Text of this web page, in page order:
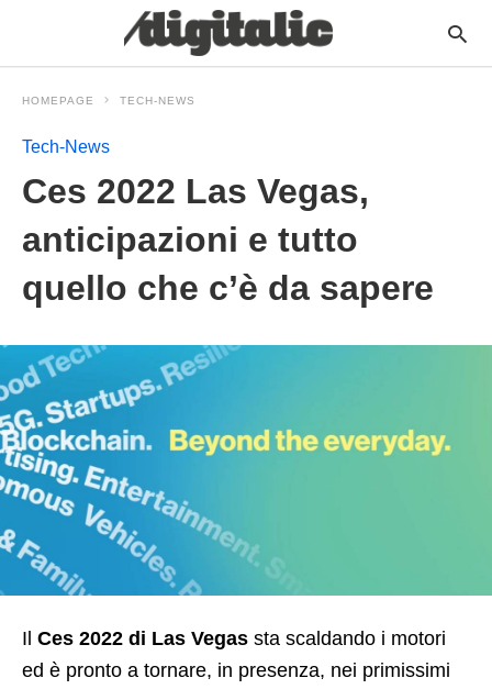
HOMEPAGE TECH-NEWS
Tech-News
Ces 2022 Las Vegas,
anticipazioni e tutto
quello che c’è da sapere
Il Ces 2022 di Las Vegas sta scaldando i motori
ed è pronto a tornare, in presenza, nei primissimi